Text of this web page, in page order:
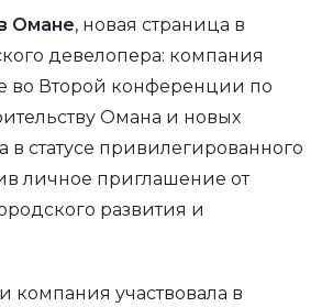
Омане, новая страница в
девелопера: компания
во Второй конференции по
Омана и новых
в статусе привилегированного
личное приглашение от
развития и
компания участвовала в